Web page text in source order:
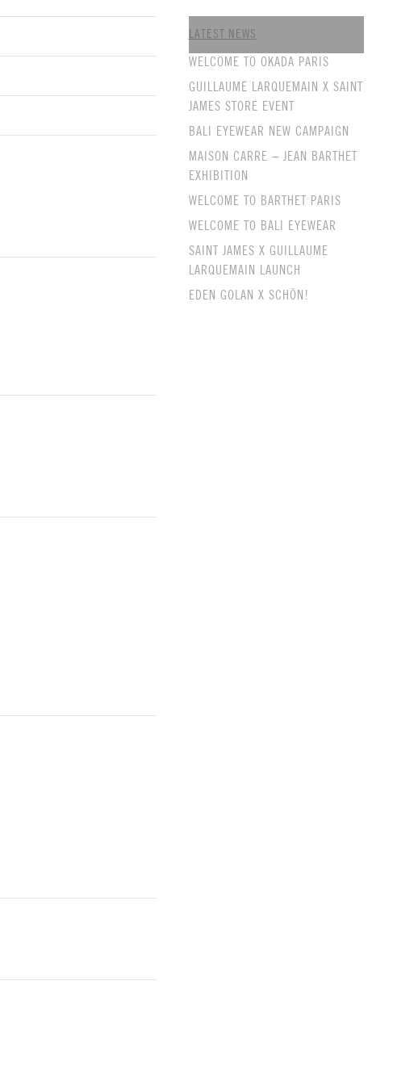
LATEST NEWS
WELCOME TO OKADA PARIS
GUILLAUME LARQUEMAIN X SAINT
JAMES STORE EVENT
BALI EYEWEAR NEW CAMPAIGN
MAISON CARRE – JEAN BARTHET
EXHIBITION
WELCOME TO BARTHET PARIS
WELCOME TO BALI EYEWEAR
SAINT JAMES X GUILLAUME
LARQUEMAIN LAUNCH
EDEN GOLAN X SCHÖN!